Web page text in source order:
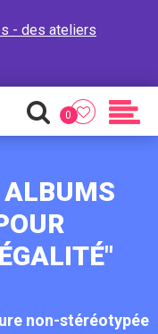
- des ateliers

Recherche
0
Favoris
ALBUMS
non-stéréotypée